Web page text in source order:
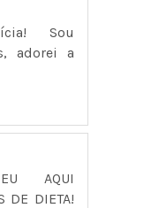
Sou
adorei a
AQUI
DE DIETA!